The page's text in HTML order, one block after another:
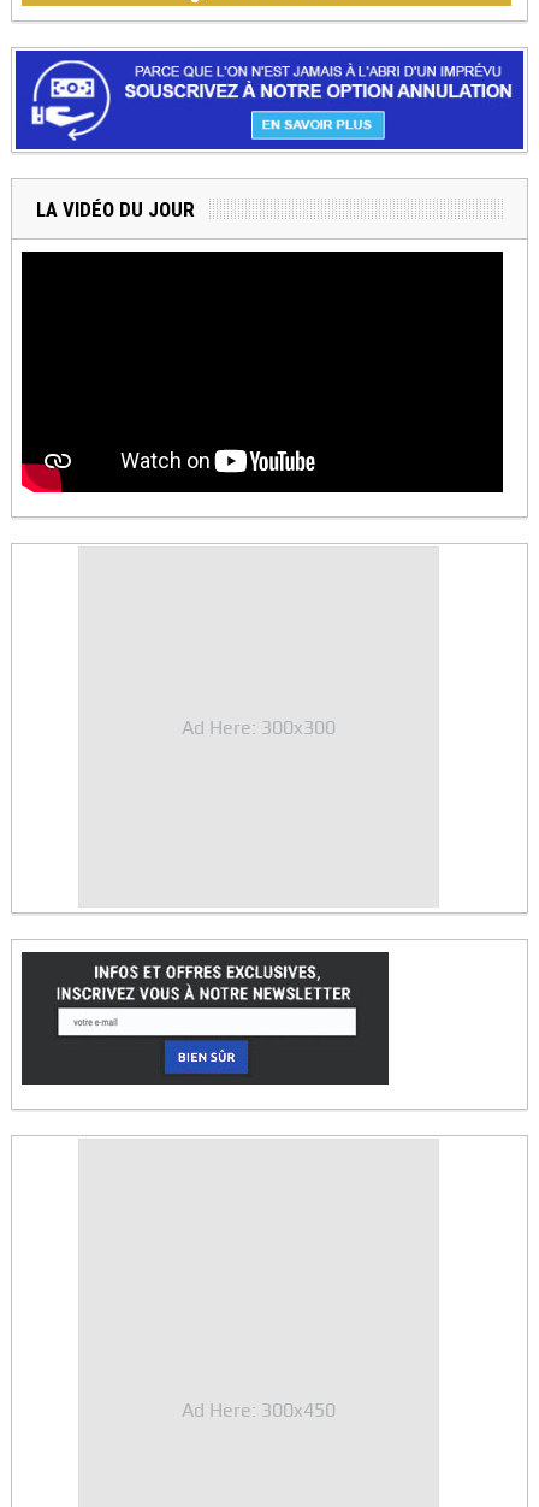
LA VIDÉO DU JOUR
Ad Here: 300x300
Ad Here: 300x450